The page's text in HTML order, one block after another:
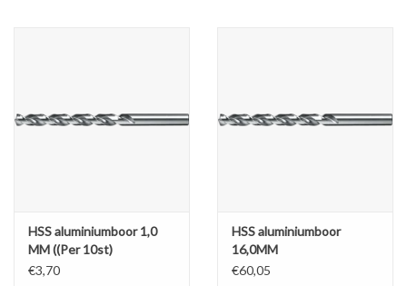
HSS aluminiumboor 1,0
MM ((Per 10st)
€3,70
HSS aluminiumboor
16,0MM
€60,05